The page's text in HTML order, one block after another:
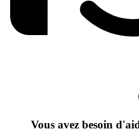
Vous avez besoin